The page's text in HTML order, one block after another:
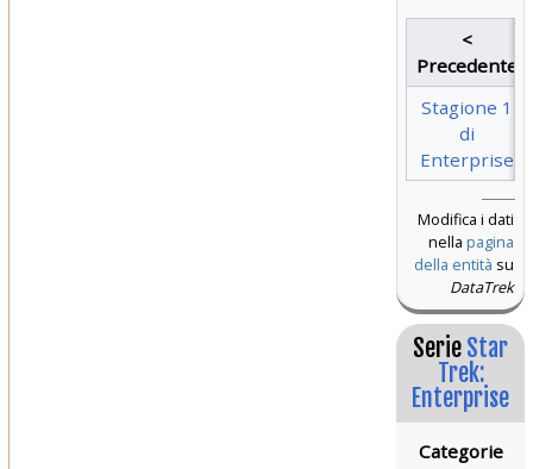
<
Precedente
Stagione 1
di
Enterprise
Modifica i dati
nella pagina
della entità su
DataTrek
Serie Star
Trek:
Enterprise